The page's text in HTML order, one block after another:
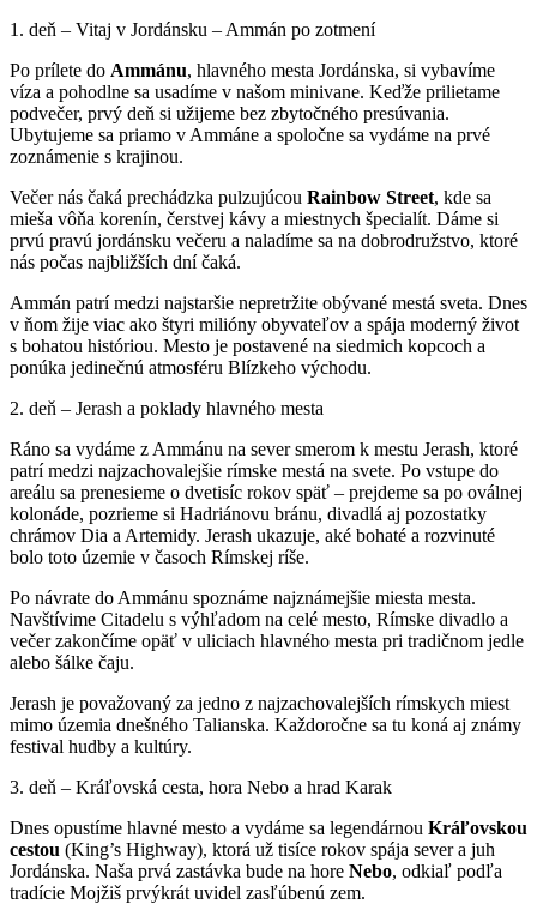
1. deň – Vitaj v Jordánsku – Ammán po zotmení
Po prílete do Ammánu, hlavného mesta Jordánska, si vybavíme
víza a pohodlne sa usadíme v našom minivane. Keďže prilietame
podvečer, prvý deň si užijeme bez zbytočného presúvania.
Ubytujeme sa priamo v Ammáne a spoločne sa vydáme na prvé
zoznámenie s krajinou.
Večer nás čaká prechádzka pulzujúcou Rainbow Street, kde sa
mieša vôňa korenín, čerstvej kávy a miestnych špecialít. Dáme si
prvú pravú jordánsku večeru a naladíme sa na dobrodružstvo, ktoré
nás počas najbližších dní čaká.
Ammán patrí medzi najstaršie nepretržite obývané mestá sveta. Dnes
v ňom žije viac ako štyri milióny obyvateľov a spája moderný život
s bohatou históriou. Mesto je postavené na siedmich kopcoch a
ponúka jedinečnú atmosféru Blízkeho východu.
2. deň – Jerash a poklady hlavného mesta
Ráno sa vydáme z Ammánu na sever smerom k mestu Jerash, ktoré
patrí medzi najzachovalejšie rímske mestá na svete. Po vstupe do
areálu sa prenesieme o dvetisíc rokov späť – prejdeme sa po oválnej
kolonáde, pozrieme si Hadriánovu bránu, divadlá aj pozostatky
chrámov Dia a Artemidy. Jerash ukazuje, aké bohaté a rozvinuté
bolo toto územie v časoch Rímskej ríše.
Po návrate do Ammánu spoznáme najznámejšie miesta mesta.
Navštívime Citadelu s výhľadom na celé mesto, Rímske divadlo a
večer zakončíme opäť v uliciach hlavného mesta pri tradičnom jedle
alebo šálke čaju.
Jerash je považovaný za jedno z najzachovalejších rímskych miest
mimo územia dnešného Talianska. Každoročne sa tu koná aj známy
festival hudby a kultúry.
3. deň – Kráľovská cesta, hora Nebo a hrad Karak
Dnes opustíme hlavné mesto a vydáme sa legendárnou Kráľovskou
cestou (King’s Highway), ktorá už tisíce rokov spája sever a juh
Jordánska. Naša prvá zastávka bude na hore Nebo, odkiaľ podľa
tradície Mojžiš prvýkrát uvidel zasľúbenú zem.